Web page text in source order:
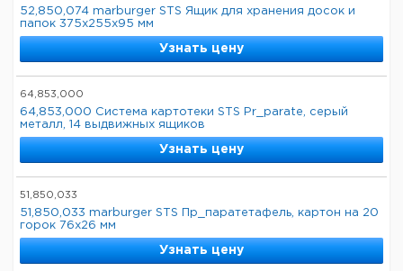
52,850,074 marburger STS Ящик для хранения досок и
папок 375x255x95 мм
Узнать цену
64,853,000
64,853,000 Система картотеки STS Pr_parate, серый
металл, 14 выдвижных ящиков
Узнать цену
51,850,033
51,850,033 marburger STS Пр_паратетафель, картон на 20
горок 76x26 мм
Узнать цену